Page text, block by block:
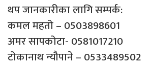
थप जानकारीका लागि सम्पर्क:
कमल महतो – 0503898601
अमर सापकोटा- 0581017210
टोकानाथ न्यौपाने – 0533489502